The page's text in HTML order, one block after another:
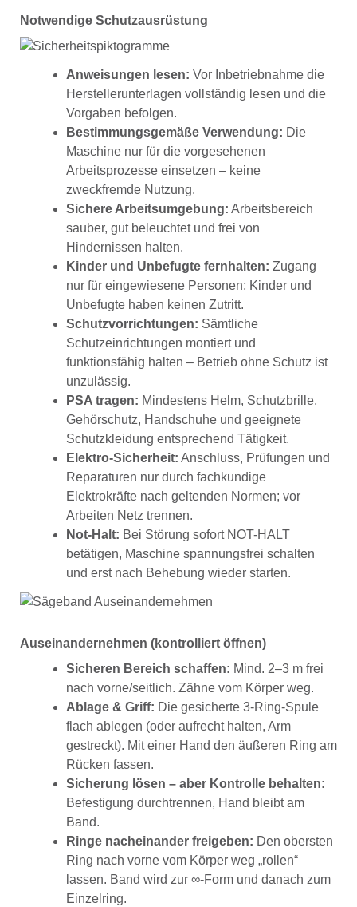
Notwendige Schutzausrüstung
Anweisungen lesen: Vor Inbetriebnahme die
Herstellerunterlagen vollständig lesen und die
Vorgaben befolgen.
Bestimmungsgemäße Verwendung: Die
Maschine nur für die vorgesehenen
Arbeitsprozesse einsetzen – keine
zweckfremde Nutzung.
Sichere Arbeitsumgebung: Arbeitsbereich
sauber, gut beleuchtet und frei von
Hindernissen halten.
Kinder und Unbefugte fernhalten: Zugang
nur für eingewiesene Personen; Kinder und
Unbefugte haben keinen Zutritt.
Schutzvorrichtungen: Sämtliche
Schutzeinrichtungen montiert und
funktionsfähig halten – Betrieb ohne Schutz ist
unzulässig.
PSA tragen: Mindestens Helm, Schutzbrille,
Gehörschutz, Handschuhe und geeignete
Schutzkleidung entsprechend Tätigkeit.
Elektro-Sicherheit: Anschluss, Prüfungen und
Reparaturen nur durch fachkundige
Elektrokräfte nach geltenden Normen; vor
Arbeiten Netz trennen.
Not-Halt: Bei Störung sofort NOT-HALT
betätigen, Maschine spannungsfrei schalten
und erst nach Behebung wieder starten.
Auseinandernehmen (kontrolliert öffnen)
Sicheren Bereich schaffen: Mind. 2–3 m frei
nach vorne/seitlich. Zähne vom Körper weg.
Ablage & Griff: Die gesicherte 3-Ring-Spule
flach ablegen (oder aufrecht halten, Arm
gestreckt). Mit einer Hand den äußeren Ring am
Rücken fassen.
Sicherung lösen – aber Kontrolle behalten:
Befestigung durchtrennen, Hand bleibt am
Band.
Ringe nacheinander freigeben: Den obersten
Ring nach vorne vom Körper weg „rollen“
lassen. Band wird zur ∞-Form und danach zum
Einzelring.